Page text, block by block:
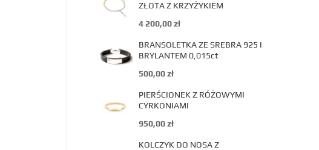
ZŁOTA Z KRZYŻYKIEM
4 200,00zł
BRANSOLETKA ZE SREBRA 925 I
BRYLANTEM 0,015ct
500,00zł
PIERŚCIONEK Z RÓŻOWYMI
CYRKONIAMI
950,00zł
KOLCZYK DO NOSA Z